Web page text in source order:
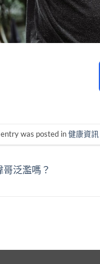
was posted in健康資訊
泛濫嗎？